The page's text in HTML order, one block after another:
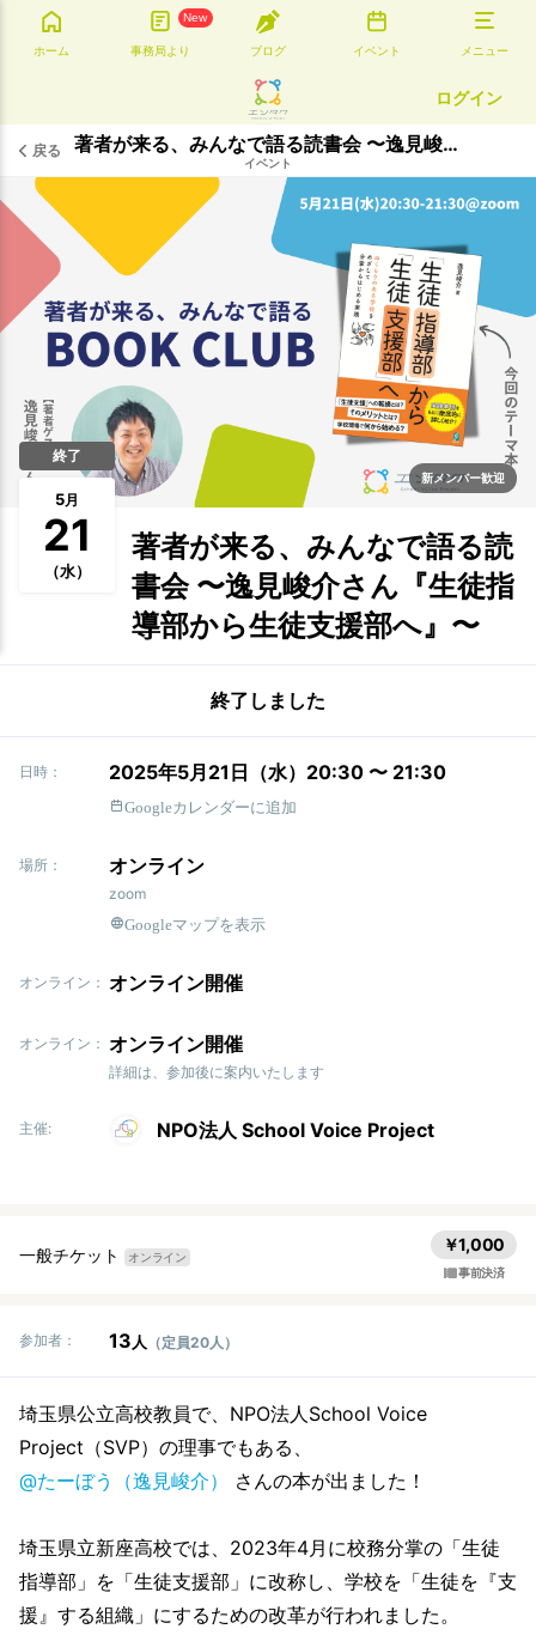
ホーム
New
事務局より ブログ イベント メニュー
ログイン
戻る 著者が来る、みんなで語る読書会 〜逸見峻介さん『生徒指導部から生徒支援部へ』〜
イベント
新メンバー歓迎
終了
5月
21
（水）
著者が来る、みんなで語る読
書会 〜逸見峻介さん『生徒指
導部から生徒支援部へ』〜
終了しました
日時： 2025年5月21日（水）20:30 〜 21:30
Googleカレンダーに追加
場所： オンライン
zoom
Googleマップを表示
オンライン： オンライン開催
オンライン： オンライン開催
詳細は、参加後に案内いたします
主催: NPO法人 School Voice Project
一般チケット オンライン
￥1,000
事前決済
参加者： 13人 （定員20人）
埼玉県公立高校教員で、NPO法人School Voice
Project（SVP）の理事でもある、
@たーぼう（逸見峻介）
さんの本が出ました！
埼玉県立新座高校では、2023年4月に校務分掌の「生徒
指導部」を「生徒支援部」に改称し、学校を「生徒を『支
援』する組織」にするための改革が行われました。